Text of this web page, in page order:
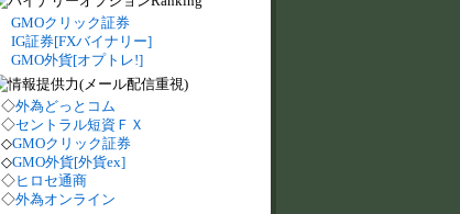
GMOクリック証券
IG証券[FXバイナリー]
GMO外貨[オプトレ!]
◇外為どっとコム
◇セントラル短資ＦＸ
◇GMOクリック証券
◇GMO外貨[外貨ex]
◇ヒロセ通商
◇外為オンライン